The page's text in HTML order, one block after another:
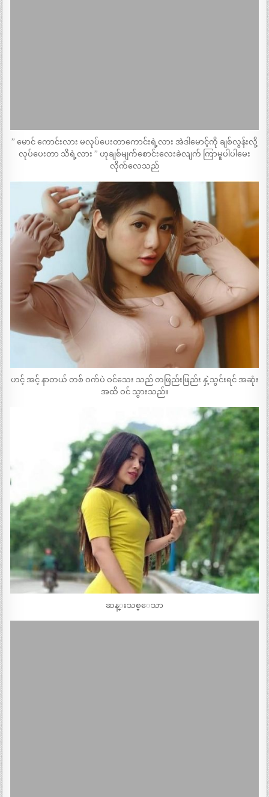
” မောင် ကောင်းလား မလုပ်ပေးတာကောင်းရဲ့လား အဲဒါမောင့်ကို ချစ်လွန်းလို့
လုပ်ပေးတာ သိရဲ့လား ” ဟုချစ်မျက်စောင်းလေးခဲလျက် ကြာမူပါပါမေး
လိုက်လေသည်
ဟင့် အင့် နာတယ် တစ် ဝက်ပဲ ဝင်သေး သည် တဖြည်းဖြည်း နှဲ့သွင်းရင် အဆုံး
အထိ ဝင် သွားသည်။
ဆန္းသစ္ေသာ